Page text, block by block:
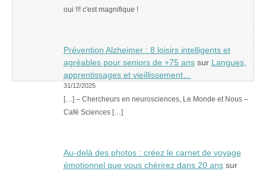
oui !!! c'est magnifique !
Prévention Alzheimer : 8 loisirs intelligents et
agréables pour seniors de +75 anssur Langues,
apprentissages et vieillissement…
31/12/2025
[…] – Chercheurs en neurosciences, Le Monde et Nous –
Café Sciences […]
Au-delà des photos : créez le carnet de voyage
émotionnel que vous chérirez dans 20 anssur